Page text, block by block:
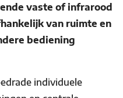
vaste of infrarood
van ruimte en
bediening
individuele